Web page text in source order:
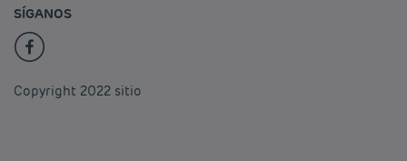
SÍGANOS
Copyright 2022 sitio